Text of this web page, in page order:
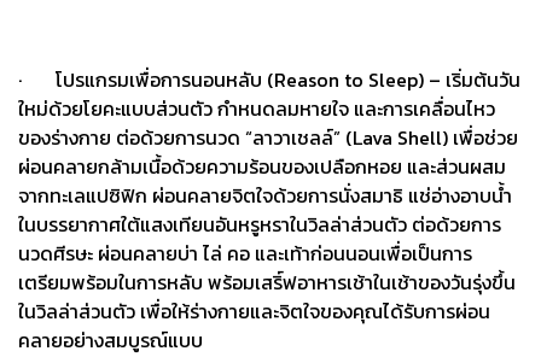
· โปรแกรมเพื่อการนอนหลับ (Reason to Sleep) – เริ่มต้นวัน
ใหม่ด้วยโยคะแบบส่วนตัว กำหนดลมหายใจ และการเคลื่อนไหว
ของร่างกาย ต่อด้วยการนวด “ลาวาเชลล์” (Lava Shell) เพื่อช่วย
ผ่อนคลายกล้ามเนื้อด้วยความร้อนของเปลือกหอย และส่วนผสม
จากทะเลแปซิฟิก ผ่อนคลายจิตใจด้วยการนั่งสมาธิ แช่อ่างอาบน้ำ
ในบรรยากาศใต้แสงเทียนอันหรูหราในวิลล่าส่วนตัว ต่อด้วยการ
นวดศีรษะ ผ่อนคลายบ่า ไล่ คอ และเท้าก่อนนอนเพื่อเป็นการ
เตรียมพร้อมในการหลับ พร้อมเสริ์ฟอาหารเช้าในเช้าของวันรุ่งขึ้น
ในวิลล่าส่วนตัว เพื่อให้ร่างกายและจิตใจของคุณได้รับการผ่อน
คลายอย่างสมบูรณ์แบบ